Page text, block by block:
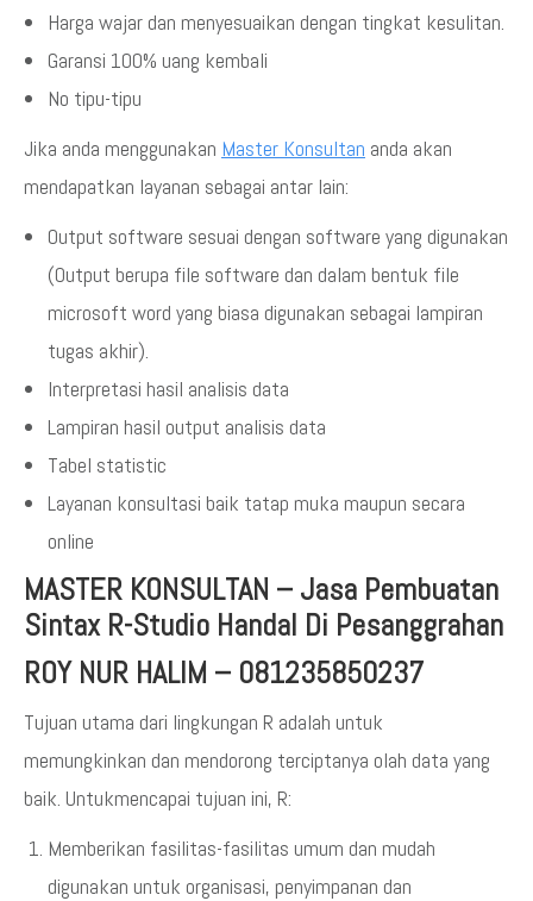
Harga wajar dan menyesuaikan dengan tingkat kesulitan.
Garansi 100% uang kembali
No tipu-tipu
Jika anda menggunakan Master Konsultan anda akan
mendapatkan layanan sebagai antar lain:
Output software sesuai dengan software yang digunakan
(Output berupa file software dan dalam bentuk file
microsoft word yang biasa digunakan sebagai lampiran
tugas akhir).
Interpretasi hasil analisis data
Lampiran hasil output analisis data
Tabel statistic
Layanan konsultasi baik tatap muka maupun secara
online
MASTER KONSULTAN – Jasa Pembuatan
Sintax R-Studio Handal Di Pesanggrahan
ROY NUR HALIM – 081235850237
Tujuan utama dari lingkungan R adalah untuk
memungkinkan dan mendorong terciptanya olah data yang
baik. Untukmencapai tujuan ini, R:
Memberikan fasilitas-fasilitas umum dan mudah
digunakan untuk organisasi, penyimpanan dan